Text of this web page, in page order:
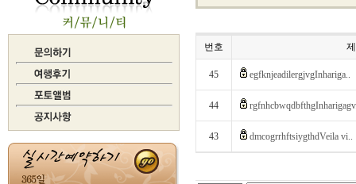
번호
45 egfknjeadilergjvgInhariga..
44
43 dmcogrrhftsiygthdVeila vi..